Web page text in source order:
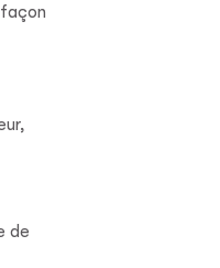
de